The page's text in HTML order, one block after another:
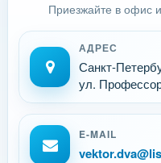
Приезжайте в офис
АДРЕС
Санкт-
ул.
E-MAIL